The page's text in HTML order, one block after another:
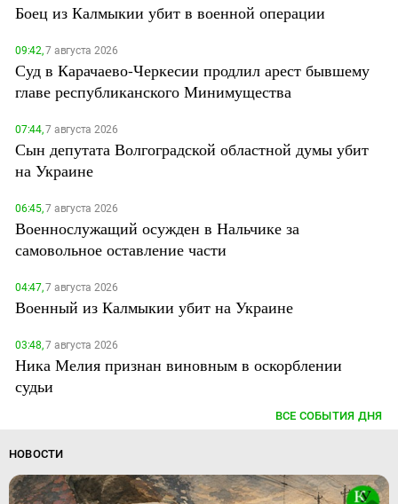
Боец из Калмыкии убит в военной операции
09:42,7 августа 2026
Суд в Карачаево-Черкесии продлил арест бывшему
главе республиканского Минимущества
07:44,7 августа 2026
Сын депутата Волгоградской областной думы убит
на Украине
06:45,7 августа 2026
Военнослужащий осужден в Нальчике за
самовольное оставление части
04:47,7 августа 2026
Военный из Калмыкии убит на Украине
03:48,7 августа 2026
Ника Мелия признан виновным в оскорблении
судьи
ВСЕ СОБЫТИЯ ДНЯ
НОВОСТИ